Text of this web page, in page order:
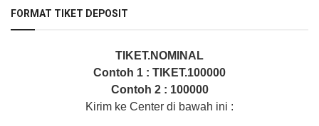
FORMAT TIKET DEPOSIT
TIKET.NOMINAL
Contoh 1 : TIKET.100000
Contoh 2 : 100000
Kirim ke Center di bawah ini :